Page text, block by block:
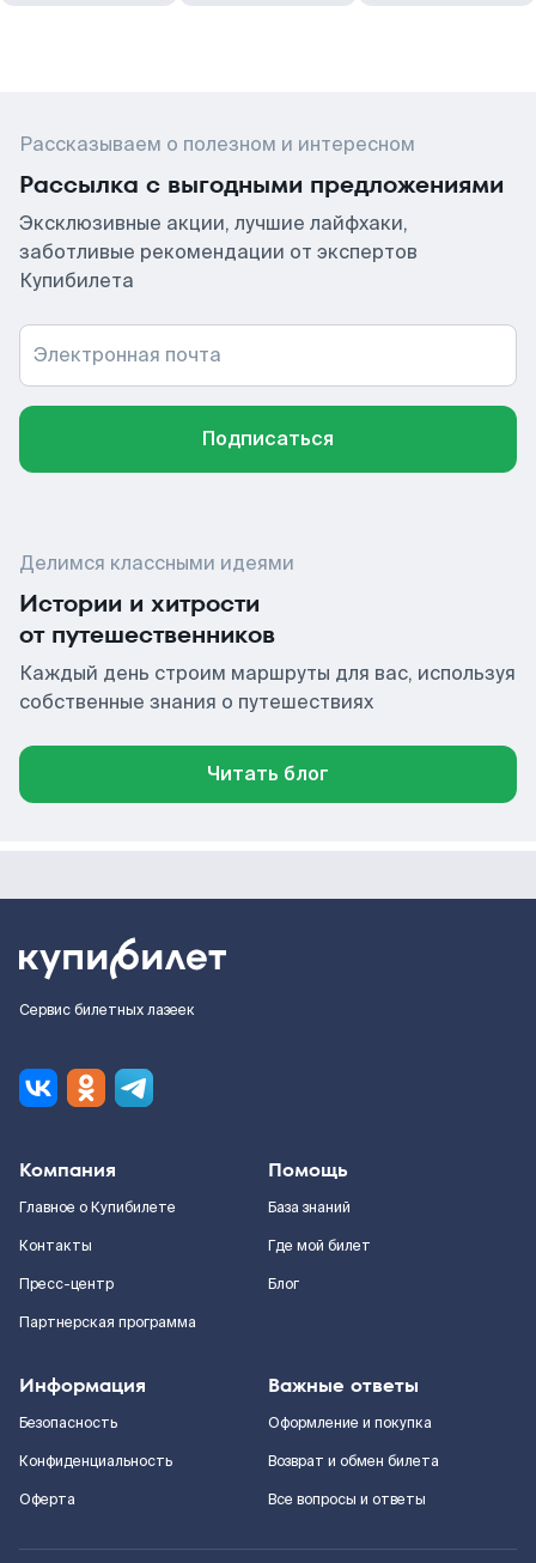
Рассказываем о полезном и интересном
Рассылка с выгодными предложениями
Эксклюзивные акции, лучшие лайфхаки,
заботливые рекомендации от экспертов
Купибилета
Электронная почта
Подписаться
Делимся классными идеями
Истории и хитрости
от путешественников
Каждый день строим маршруты для вас, используя
собственные знания о путешествиях
Читать блог
Сервис билетных лазеек
Компания
Главное о Купибилете
Контакты
Пресс-центр
Партнерская программа
Помощь
База знаний
Где мой билет
Блог
Информация
Безопасность
Конфиденциальность
Оферта
Важные ответы
Оформление и покупка
Возврат и обмен билета
Все вопросы и ответы